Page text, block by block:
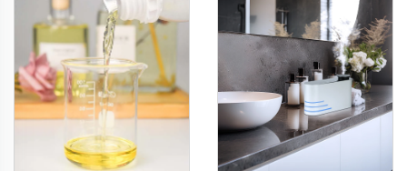
Duft Olie Cold Mist
Trådløs Smart WIFI
Kontrol Aroma
Diffuser